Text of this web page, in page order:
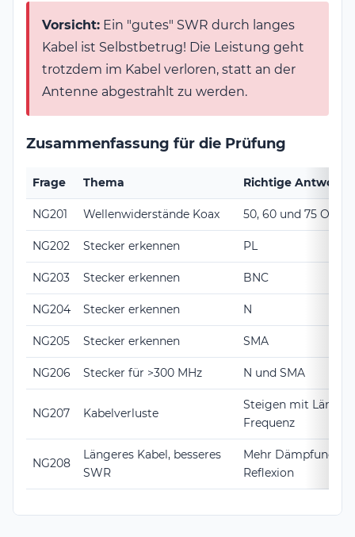
Vorsicht: Ein "gutes" SWR durch langes
Kabel ist Selbstbetrug! Die Leistung geht
trotzdem im Kabel verloren, statt an der
Antenne abgestrahlt zu werden.
Zusammenfassung für die Prüfung
Frage Thema Richtige Antwort
NG201 Wellenwiderstände Koax 50, 60 und 75 Ohm
NG202 Stecker erkennen PL
NG203 Stecker erkennen BNC
NG204 Stecker erkennen N
NG205 Stecker erkennen SMA
NG206 Stecker für >300 MHz N und SMA
NG207 Kabelverluste
Steigen mit Länge
Frequenz
NG208
Längeres Kabel, besseres
SWR
Mehr Dämpfung,
Reflexion